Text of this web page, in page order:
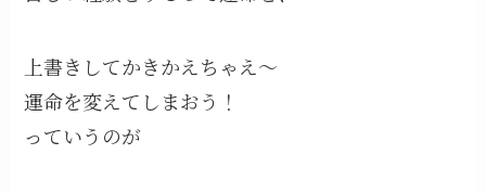
上書きしてかきかえちゃえ〜
運命を変えてしまおう！
っていうのが